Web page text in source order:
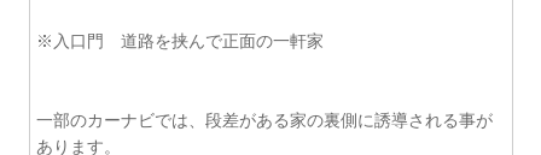
※入口門 道路を挟んで正面の一軒家
一部のカーナビでは、段差がある家の裏側に誘導される事が
あります。